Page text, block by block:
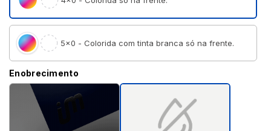
5×0 - Colorida com tinta branca só na frente.
Enobrecimento